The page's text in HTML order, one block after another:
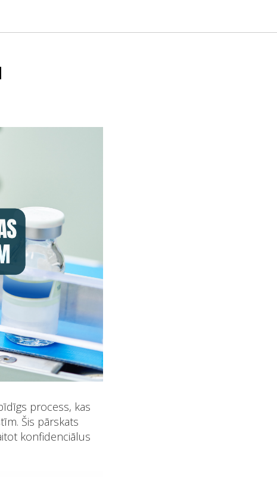
process, kas
Šis pārskats
konfidenciālus